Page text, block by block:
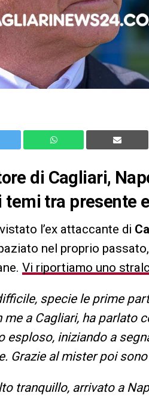
di Cagliari,
tra presente
l’ex attaccante di
nel proprio
Vi riportiamo uno
specie le prime
a Cagliari, ha parlato
esploso, iniziando a
Grazie al mister poi
tranquillo, arrivato a